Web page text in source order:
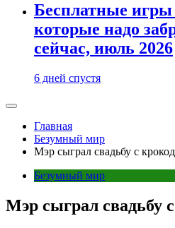
Бесплатные
которые надо
сейчас, июль 2026
6 дней спустя
Главная
Безумный мир
Мэр сыграл свадьбу с
Безумный мир
Мэр сыграл свадьбу